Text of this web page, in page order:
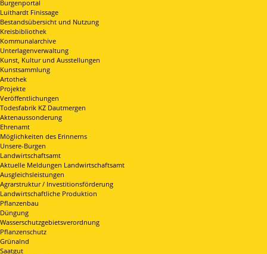
Burgenportal
Luithardt Finissage
Bestandsübersicht und Nutzung
Kreisbibliothek
Kommunalarchive
Unterlagenverwaltung
Kunst, Kultur und Ausstellungen
Kunstsammlung
Artothek
Projekte
Veröffentlichungen
Todesfabrik KZ Dautmergen
Aktenaussonderung
Ehrenamt
Möglichkeiten des Erinnerns
Unsere-Burgen
Landwirtschaftsamt
Aktuelle Meldungen Landwirtschaftsamt
Ausgleichsleistungen
Agrarstruktur / Investitionsförderung
Landwirtschaftliche Produktion
Pflanzenbau
Düngung
Wasserschutzgebietsverordnung
Pflanzenschutz
Grünalnd
Saatgut